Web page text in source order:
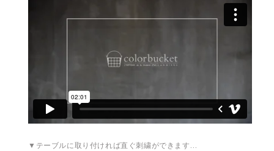
▼テーブルに取り付ければ直ぐ刺繍ができます…